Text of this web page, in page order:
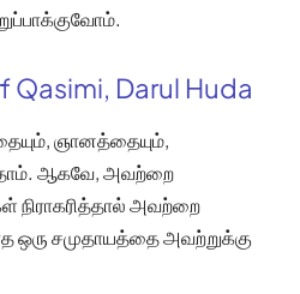
Qasimi, Darul Huda
ஞானத்தையும்,
ஆகவே, அவற்றை
நிராகரித்தால் அவற்றை
ஒரு சமுதாயத்தை அவற்றுக்கு